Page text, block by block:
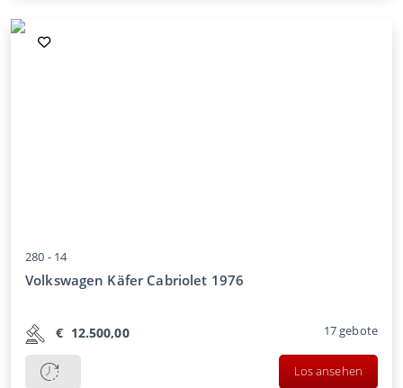
280 - 14
Volkswagen Käfer Cabriolet 1976
€ 12.500,00 17gebote
Los ansehen